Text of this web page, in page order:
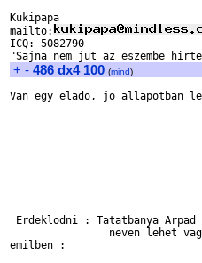
Kukipapa
mailto:
ICQ: 5082790
+ - 486 dx4 100 (mind)
Van egy elado, jo allapotban
Erdeklodni : Tatatbanya
emilben :